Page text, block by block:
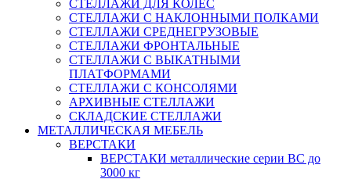
СТЕЛЛАЖИ ДЛЯ КОЛЕС
СТЕЛЛАЖИ С НАКЛОННЫМИ ПОЛКАМИ
СТЕЛЛАЖИ СРЕДНЕГРУЗОВЫЕ
СТЕЛЛАЖИ ФРОНТАЛЬНЫЕ
СТЕЛЛАЖИ С ВЫКАТНЫМИ
ПЛАТФОРМАМИ
СТЕЛЛАЖИ С КОНСОЛЯМИ
АРХИВНЫЕ СТЕЛЛАЖИ
СКЛАДСКИЕ СТЕЛЛАЖИ
МЕТАЛЛИЧЕСКАЯ МЕБЕЛЬ
ВЕРСТАКИ
ВЕРСТАКИ металлические серии ВС до
3000 кг